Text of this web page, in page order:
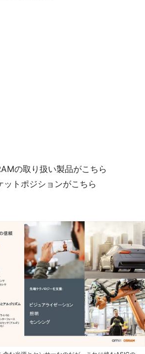
の取り扱い製品がこちら
トポジションがこちら